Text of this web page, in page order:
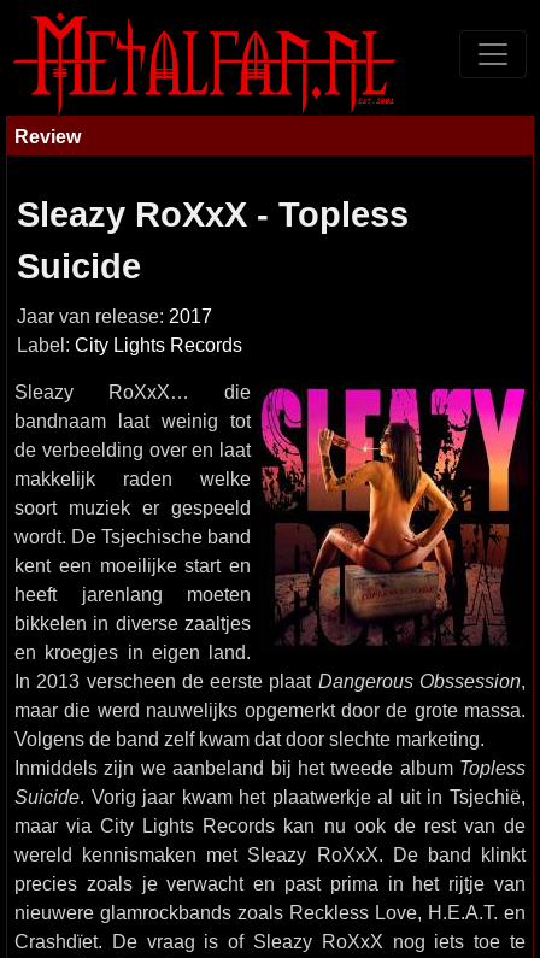
Review
Sleazy RoXxX - Topless
Suicide
Jaar van release: 2017
Label: City Lights Records
Sleazy RoXxX… die
bandnaam laat weinig tot
de verbeelding over en laat
makkelijk raden welke
soort muziek er gespeeld
wordt. De Tsjechische band
kent een moeilijke start en
heeft jarenlang moeten
bikkelen in diverse zaaltjes
en kroegjes in eigen land.
In 2013 verscheen de eerste plaat Dangerous Obssession,
maar die werd nauwelijks opgemerkt door de grote massa.
Volgens de band zelf kwam dat door slechte marketing.
Inmiddels zijn we aanbeland bij het tweede album Topless
Suicide. Vorig jaar kwam het plaatwerkje al uit in Tsjechië,
maar via City Lights Records kan nu ook de rest van de
wereld kennismaken met Sleazy RoXxX. De band klinkt
precies zoals je verwacht en past prima in het rijtje van
nieuwere glamrockbands zoals Reckless Love, H.E.A.T. en
Crashdïet. De vraag is of Sleazy RoXxX nog iets toe te